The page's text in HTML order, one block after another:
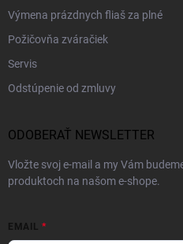
Výmena prázdnych fliaš za plné
Požičovňa zváračiek
Servis
Odstúpenie od zmluvy
ODOBERAŤ NEWSLETTER
Vložte svoj e-mail a my Vám
produktoch na našom e-shope.
EMAIL